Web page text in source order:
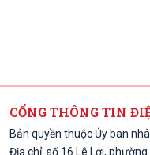
CỔNG THÔNG TIN
Bản quyền thuộc Ủy ban
Địa chỉ: số 16 Lê Lợi,